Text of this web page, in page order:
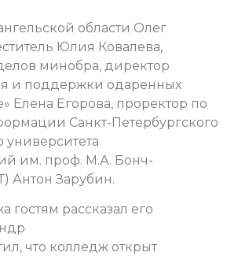
области Олег
Юлия Ковалева,
минобра, директор
и поддержки одаренных
Елена Егорова, проректор по
Санкт-Петербургского
университета
им. проф. М.А. Бонч-
Антон Зарубин.
гостям рассказал его
что колледж открыт